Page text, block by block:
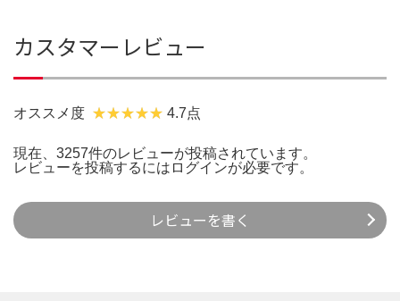
カスタマーレビュー
オススメ度 4.7点
現在、3257件のレビューが投稿されています。
レビューを投稿するには ログインが必要です。
レビューを書く